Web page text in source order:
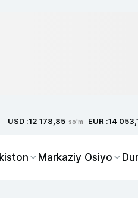
USD :12 178,85 so'm EUR :14
Markaziy Osiyo